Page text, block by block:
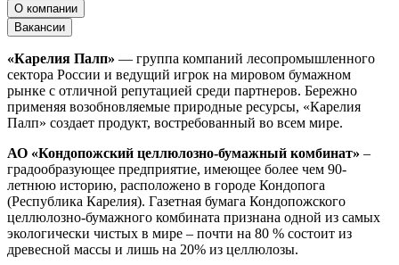
О компании
Вакансии
«Карелия Палп» — группа компаний лесопромышленного
сектора России и ведущий игрок на мировом бумажном
рынке с отличной репутацией среди партнеров. Бережно
применяя возобновляемые природные ресурсы, «Карелия
Палп» создает продукт, востребованный во всем мире.
АО «Кондопожский целлюлозно-бумажный комбинат» –
градообразующее предприятие, имеющее более чем 90-
летнюю историю, расположено в городе Кондопога
(Республика Карелия). Газетная бумага Кондопожского
целлюлозно-бумажного комбината признана одной из самых
экологически чистых в мире – почти на 80 % состоит из
древесной массы и лишь на 20% из целлюлозы.